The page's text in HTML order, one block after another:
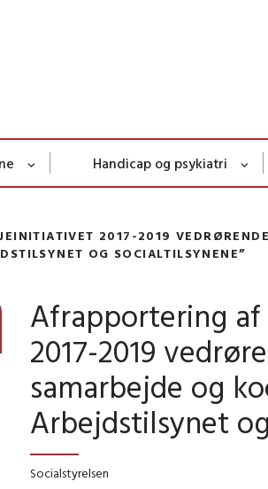
Handicap og psykiatri
2017-2019
OG SOCIALTILSYNENE”
Afrapportering
2017-2019
samarbejde og
Arbejdstilsynet
Socialstyrelsen